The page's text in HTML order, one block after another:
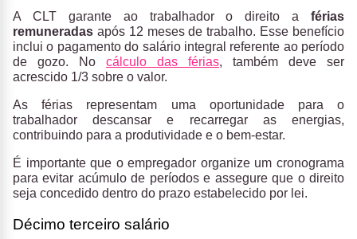
A CLT garante ao trabalhador o direito a férias
remuneradas após 12 meses de trabalho. Esse benefício
inclui o pagamento do salário integral referente ao período
de gozo. No cálculo das férias, também deve ser
acrescido 1/3 sobre o valor.
As férias representam uma oportunidade para o
trabalhador descansar e recarregar as energias,
contribuindo para a produtividade e o bem-estar.
É importante que o empregador organize um cronograma
para evitar acúmulo de períodos e assegure que o direito
seja concedido dentro do prazo estabelecido por lei.
Décimo terceiro salário